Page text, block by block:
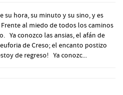
su hora, su minuto y su sino, y es
al miedo de todos los caminos
Ya conozco las ansias, el afán de
de Creso; el encanto postizo
de regreso! Ya conozc...